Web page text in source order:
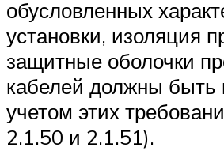
обусловленных
установки, изоляция
защитные оболочки
кабелей должны
учетом этих
2.1.50 и 2.1.51).